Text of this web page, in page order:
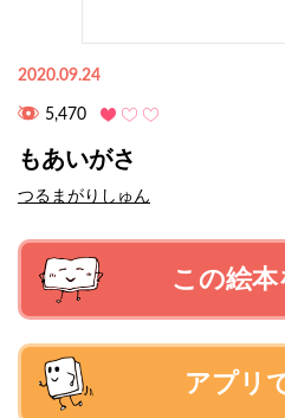
2020.09.24
5,470
もあいがさ
つるまがりしゅん
この絵本
アプリ